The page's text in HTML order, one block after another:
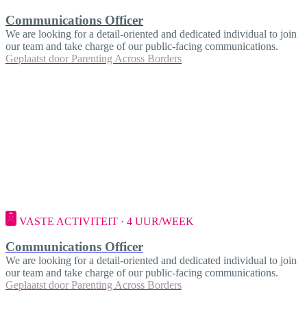
Communications Officer
We are looking for a detail-oriented and dedicated individual to join
our team and take charge of our public-facing communications.
Geplaatst door Parenting Across Borders
VASTE ACTIVITEIT · 4 UUR/WEEK
Communications Officer
We are looking for a detail-oriented and dedicated individual to join
our team and take charge of our public-facing communications.
Geplaatst door Parenting Across Borders